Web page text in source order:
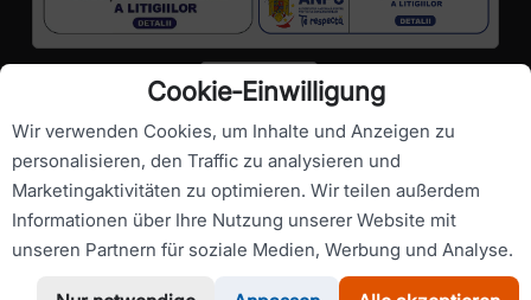
Urheberrechte ©RomanianCarHire.com- Alle Rechte
vorbehalten.
Cookie‑Einwilligung
Wir verwenden Cookies, um Inhalte und Anzeigen zu
personalisieren, den Traffic zu analysieren und
Marketingaktivitäten zu optimieren. Wir teilen außerdem
Informationen über Ihre Nutzung unserer Website mit
unseren Partnern für soziale Medien, Werbung und Analyse.